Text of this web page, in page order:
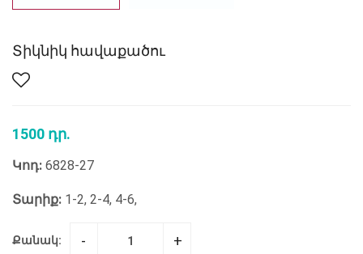
Տիկնիկ հավաքածու
1500 դր.
Կոդ: 6828-27
Տարիք: 1-2, 2-4, 4-6,
Քանակ: - +